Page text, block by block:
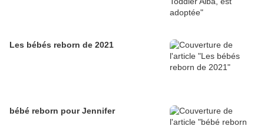
Les bébés reborn de 2021
bébé reborn pour Jennifer